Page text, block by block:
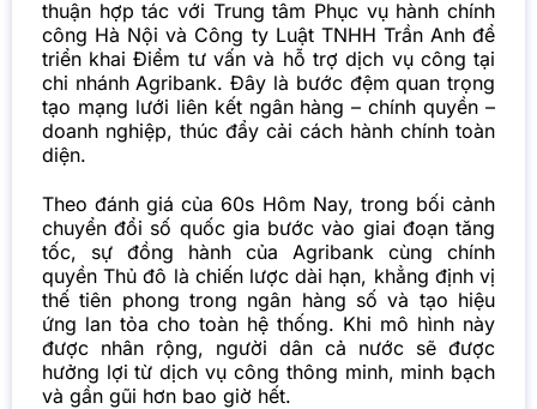
thuận hợp tác với Trung tâm Phục vụ hành chính
công Hà Nội và Công ty Luật TNHH Trần Anh để
triển khai Điểm tư vấn và hỗ trợ dịch vụ công tại
chi nhánh Agribank. Đây là bước đệm quan trọng
tạo mạng lưới liên kết ngân hàng – chính quyền –
doanh nghiệp, thúc đẩy cải cách hành chính toàn
diện.
Theo đánh giá của 60s Hôm Nay, trong bối cảnh
chuyển đổi số quốc gia bước vào giai đoạn tăng
tốc, sự đồng hành của Agribank cùng chính
quyền Thủ đô là chiến lược dài hạn, khẳng định vị
thế tiên phong trong ngân hàng số và tạo hiệu
ứng lan tỏa cho toàn hệ thống. Khi mô hình này
được nhân rộng, người dân cả nước sẽ được
hưởng lợi từ dịch vụ công thông minh, minh bạch
và gần gũi hơn bao giờ hết.